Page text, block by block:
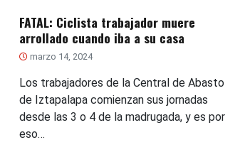
FATAL: Ciclista trabajador muere
arrollado cuando iba a su casa
marzo 14, 2024
Los trabajadores de la Central de Abasto
de Iztapalapa comienzan sus jornadas
desde las 3 o 4 de la madrugada, y es por
eso…